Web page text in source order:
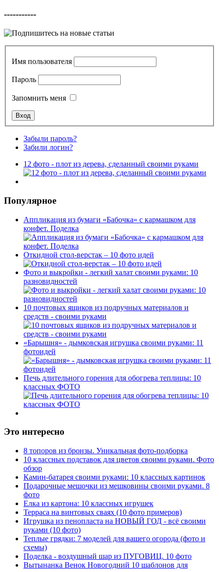
-----------
Имя пользователя
Пароль
Запомнить меня
Забыли пароль?
Забили логин?
12 фото - плот из дерева, сделанный своими руками
Популярное
Аппликация из бумаги «Бабочка» с кармашком для
конфет. Поделка
Откидной стол-верстак – 10 фото идей
Фото и выкройки - легкий халат своими руками: 10
разновидностей
10 почтовых ящиков из подручных материалов и
средств - своими руками
«Барышня» - дымковская игрушка своими руками: 11
фотоидей
Печь длительного горения для обогрева теплицы: 10
классных ФОТО
Это интересно
8 топоров из бронзы. Уникальная фото-подборка
10 классных подставок для цветов своими руками. Фото
обзор
Камин-батарея своими руками: 10 классных картинок
Подарочные мешочки из мешковины своими руками. 8
фото
Елка из картона: 10 классных игрушек
Терраса на винтовых сваях (10 фото примеров)
Игрушка из пенопласта на НОВЫЙ ГОД - всё своими
руками (10 фото)
Теплые грядки: 7 моделей для вашего огорода (фото и
схемы)
Поделка - воздушный шар из ПУГОВИЦ. 10 фото
Вытынанка Венок Новогодний 10 шаблонов для